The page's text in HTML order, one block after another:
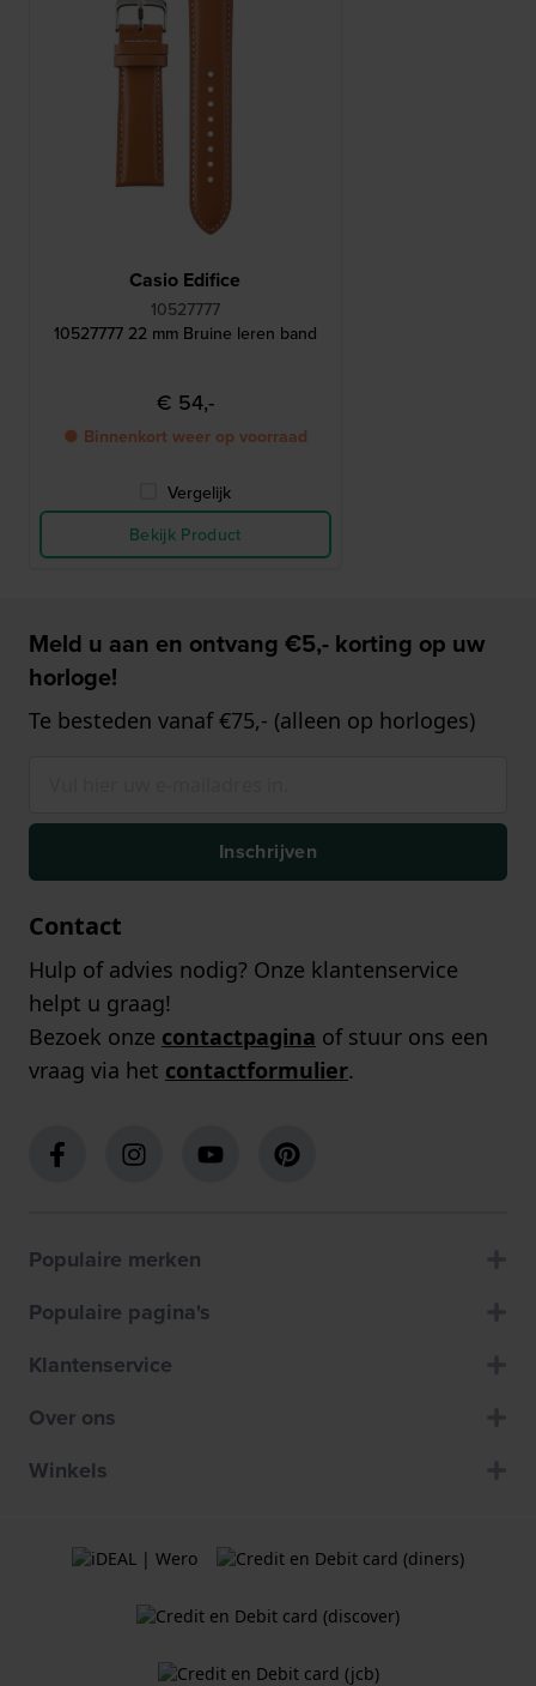
Casio Edifice
10527777
10527777 22 mm Bruine leren band
€ 54,-
● Binnenkort weer op voorraad
Vergelijk
Bekijk Product
Meld u aan en ontvang €5,- korting op uw
horloge!
Te besteden vanaf €75,- (alleen op horloges)
Inschrijven
Contact
Hulp of advies nodig? Onze klantenservice
helpt u graag!
Bezoek onze contactpagina of stuur ons een
vraag via het contactformulier.
Populaire merken
Populaire pagina's
Klantenservice
Over ons
Winkels